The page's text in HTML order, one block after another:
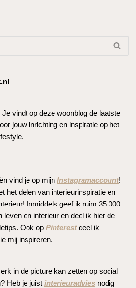
vindt op deze woonblog de laatste
jouw inrichting en inspiratie op het
vind je op mijn Instagramaccount!
het delen van interieurinspiratie en
Inmiddels geef ik ruim 35.000
leven en interieur en deel ik hier de
Ook op Pinterestdeel ik
mij inspireren.
in de picture kan zetten op social
Heb je juist interieuradvies nodig